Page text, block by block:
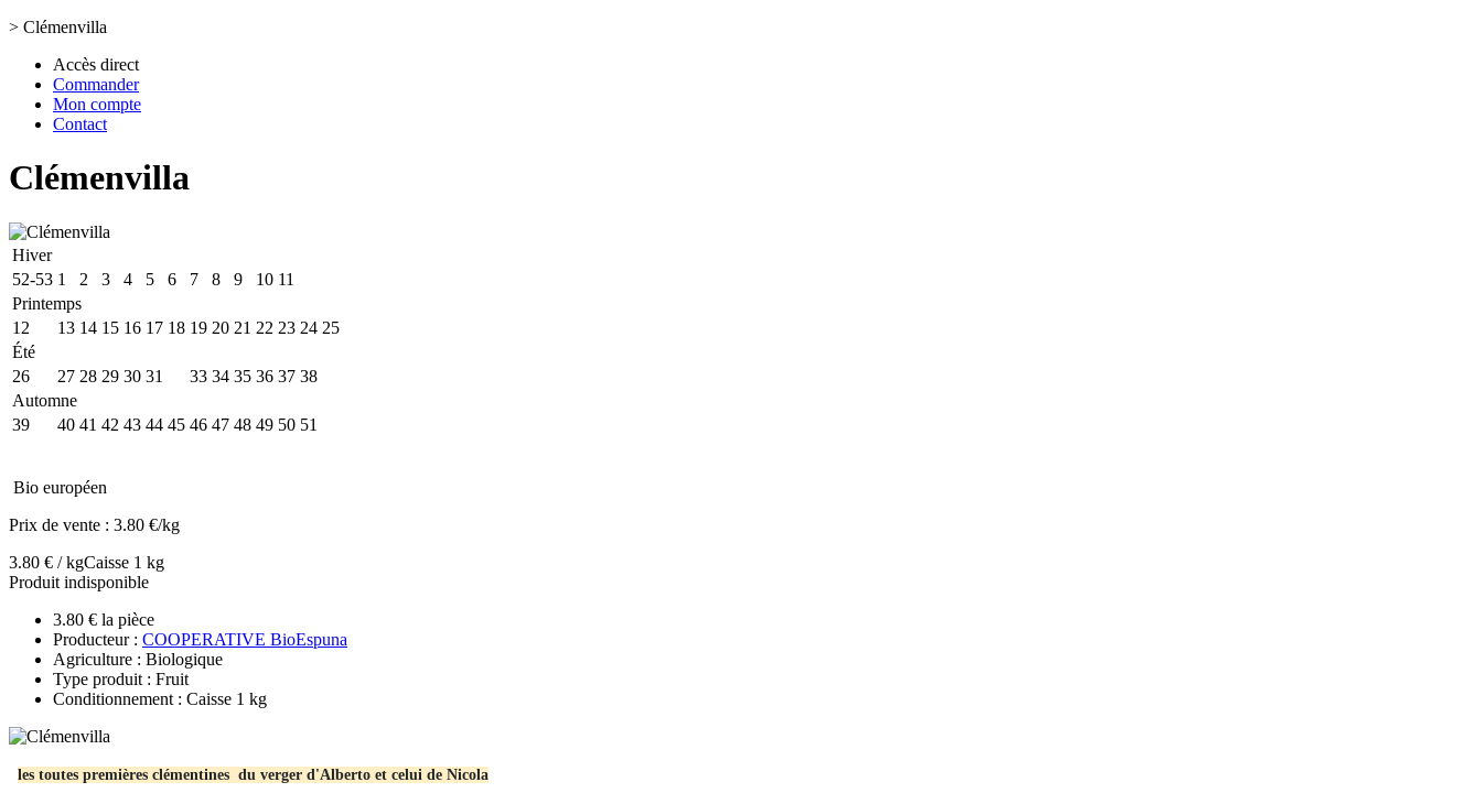
> Clémenvilla
Accès direct
Commander
Mon compte
Contact
Clémenvilla
Hiver
52-53 1 2 3 4 5 6 7 8 9 10 11
Printemps
12
13 14 15 16 17 18 19 20 21 22 23 24 25
Été
26
27 28 29 30 31 33 34 35 36 37 38
Automne
39
40 41 42 43 44 45 46 47 48 49 50 51
Bio européen
Prix de vente : 3.80 €/kg
3.80 € / kgCaisse 1 kg
Produit indisponible
3.80 € la pièce
Producteur : COOPERATIVE BioEspuna
Agriculture : Biologique
Type produit : Fruit
Conditionnement : Caisse 1 kg
les toutes premières clémentines du verger d'Alberto et celui de Nicola